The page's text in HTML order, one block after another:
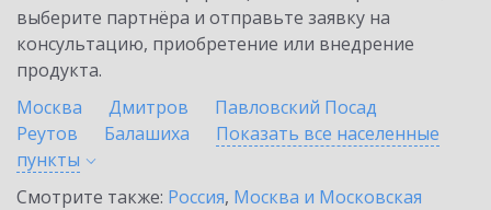
выберите партнёра и отправьте заявку на
консультацию, приобретение или внедрение
продукта.
Москва
Дмитров
Павловский Посад
Реутов
Балашиха
Показать все населенные
пункты
Смотрите также: Россия, Москва и Московская